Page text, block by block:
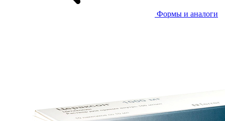
Формы и аналоги